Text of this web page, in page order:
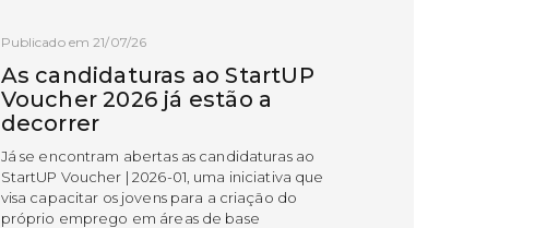
Publicado em 21/07/26
As candidaturas ao StartUP
Voucher 2026 já estão a
decorrer
Já se encontram abertas as candidaturas ao
StartUP Voucher | 2026-01, uma iniciativa que
visa capacitar os jovens para a criação do
próprio emprego em áreas de base